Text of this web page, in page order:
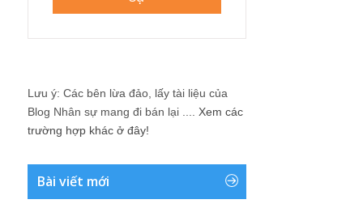
Lưu ý: Các bên lừa đảo, lấy tài liệu của
Blog Nhân sự mang đi bán lại .... Xem các
trường hợp khác ở đây!
Bài viết mới